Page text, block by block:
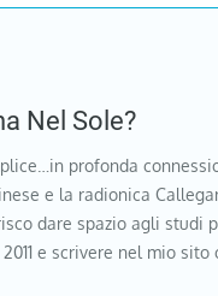
Nel Sole?
profonda
e la radionica
dare spazio agli studi
e scrivere nel mio